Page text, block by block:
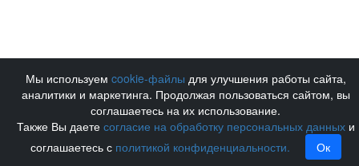
Мы используем cookie-файлы для улучшения работы сайта,
аналитики и маркетинга. Продолжая пользоваться сайтом, вы
соглашаетесь на их использование.
Также Вы даете согласие на обработку персональных данныхи
соглашаетесь с политикой конфиденциальности. Ок